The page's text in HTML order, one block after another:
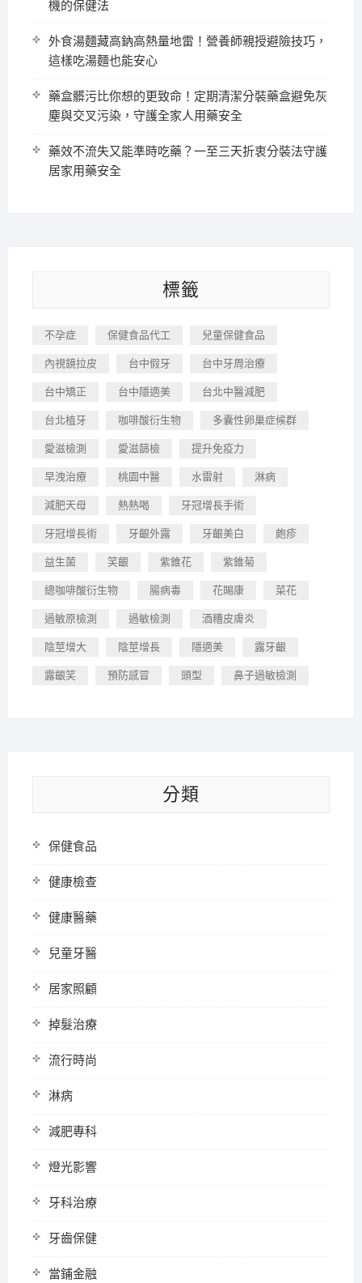
機的保健法
外食湯麵藏高鈉高熱量地雷！營養師親授避險技巧，
這樣吃湯麵也能安心
藥盒髒污比你想的更致命！定期清潔分裝藥盒避免灰
塵與交叉污染，守護全家人用藥安全
藥效不流失又能準時吃藥？一至三天折衷分裝法守護
居家用藥安全
標籤
不孕症 保健食品代工 兒童保健食品
內視鏡拉皮 台中假牙 台中牙周治療
台中矯正 台中隱適美 台北中醫減肥
台北植牙 咖啡酸衍生物 多囊性卵巢症候群
愛滋檢測 愛滋篩檢 提升免疫力
早洩治療 桃園中醫 水雷射 淋病
減肥天母 熱熱喝 牙冠增長手術
牙冠增長術 牙齦外露 牙齦美白 皰疹
益生菌 笑齦 紫錐花 紫錐菊
總咖啡酸衍生物 腸病毒 花賜康 菜花
過敏原檢測 過敏檢測 酒糟皮膚炎
陰莖增大 陰莖增長 隱適美 露牙齦
露齦笑 預防感冒 頭型 鼻子過敏檢測
分類
保健食品
健康檢查
健康醫藥
兒童牙醫
居家照顧
掉髮治療
流行時尚
淋病
減肥專科
燈光影響
牙科治療
牙齒保健
當鋪金融